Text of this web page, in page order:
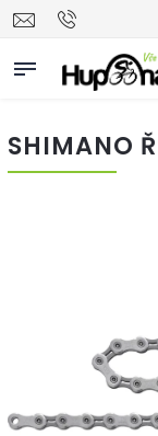
SHIMANO